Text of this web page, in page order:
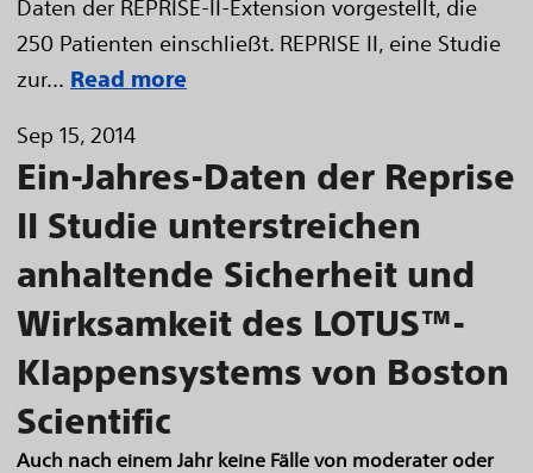
Daten der REPRISE-II-Extension vorgestellt, die
250 Patienten einschließt. REPRISE II, eine Studie
zur... Read more
Sep 15, 2014
Ein-Jahres-Daten der Reprise
II Studie unterstreichen
anhaltende Sicherheit und
Wirksamkeit des LOTUS™-
Klappensystems von Boston
Scientific
Auch nach einem Jahr keine Fälle von moderater oder